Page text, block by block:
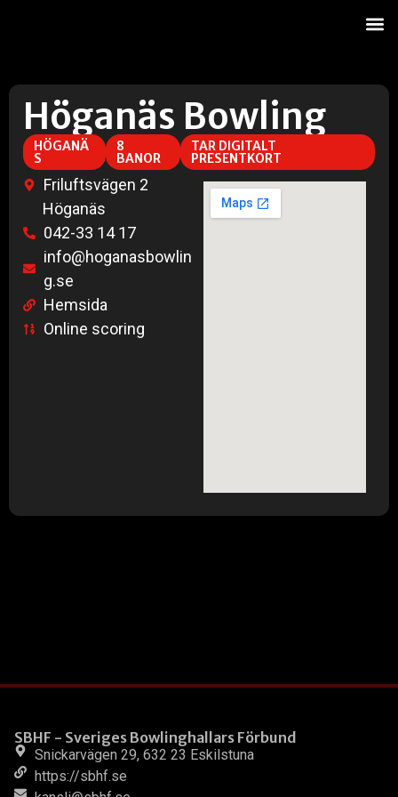
Höganäs Bowling
HÖGANÄ
S
8
BANOR
TAR DIGITALT
PRESENTKORT
Friluftsvägen 2
Höganäs
042-33 14 17
info@hoganasbowlin
g.se
Hemsida
Online scoring
SBHF - Sveriges Bowlinghallars Förbund
Snickarvägen 29, 632 23 Eskilstuna
https://sbhf.se